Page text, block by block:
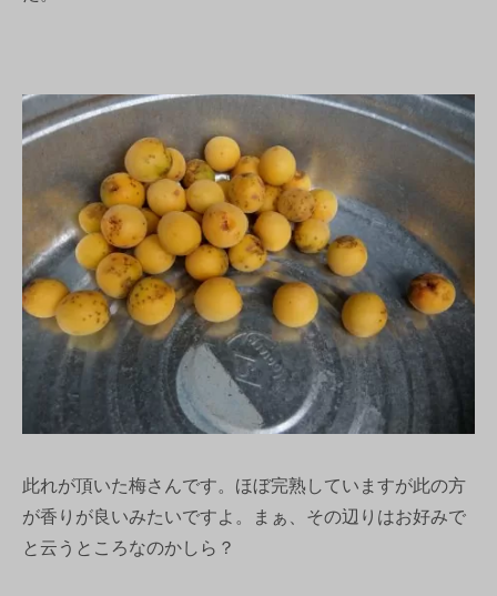
此れが頂いた梅さんです。ほぼ完熟していますが此の方
が香りが良いみたいですよ。まぁ、その辺りはお好みで
と云うところなのかしら？